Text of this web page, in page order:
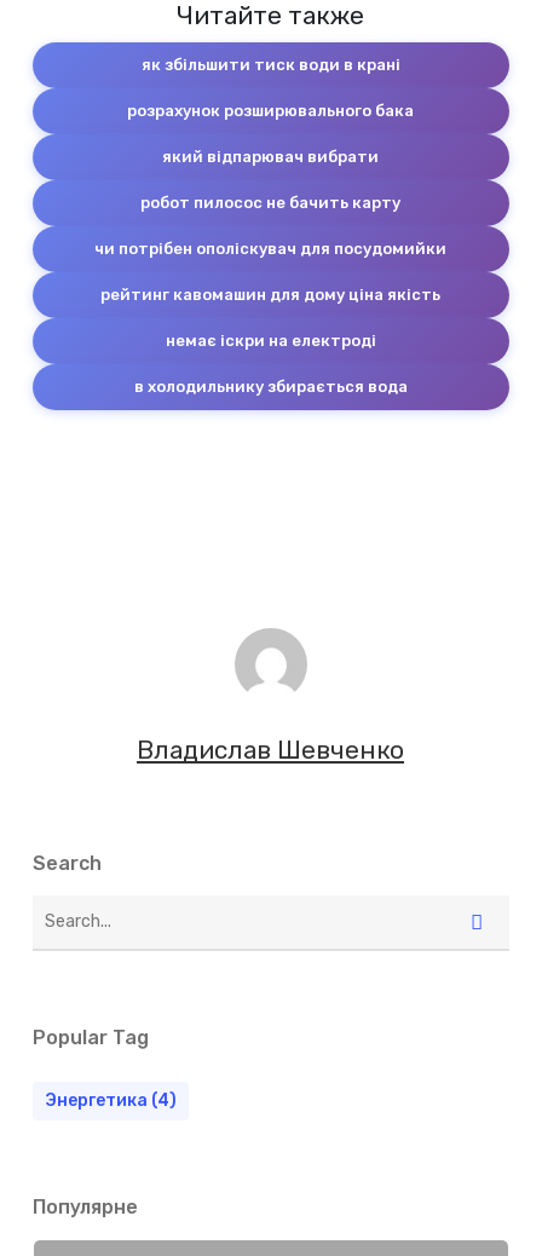
Читайте также
як збільшити тиск води в крані
розрахунок розширювального бака
який відпарювач вибрати
робот пилосос не бачить карту
чи потрібен ополіскувач для посудомийки
рейтинг кавомашин для дому ціна якість
немає іскри на електроді
в холодильнику збирається вода
Владислав Шевченко
Search
Popular Tag
Энергетика (4)
Популярне